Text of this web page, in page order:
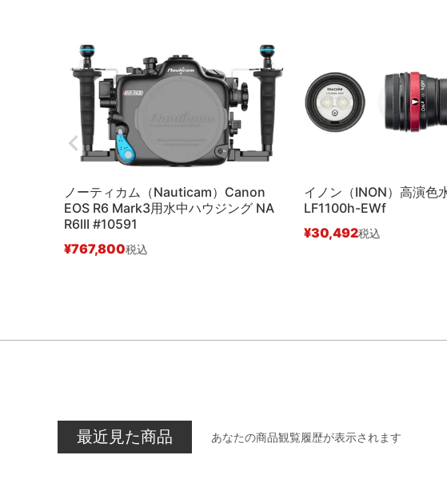
ノーティカム（Nauticam）Canon
EOS R6 Mark3用水中ハウジング NA
R6III #10591
¥767,800税込
イノン（INON）高演色
LF1100h-EWf
¥30,492税込
最近見た商品 あなたの商品観覧履歴が表示されます